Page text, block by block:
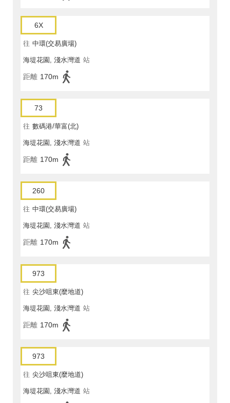
6X
往 中環(交易廣場)
海堤花園, 淺水灣道 站
距離 170m
73
往 數碼港/華富(北)
海堤花園, 淺水灣道 站
距離 170m
260
往 中環(交易廣場)
海堤花園, 淺水灣道 站
距離 170m
973
往 尖沙咀東(麼地道)
海堤花園, 淺水灣道 站
距離 170m
973
往 尖沙咀東(麼地道)
海堤花園, 淺水灣道 站